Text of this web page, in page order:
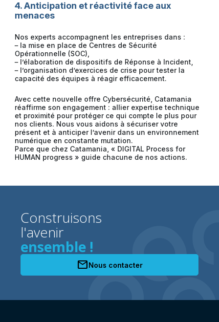
4. Anticipation et réactivité face aux
menaces
Nos experts accompagnent les entreprises dans :
– la mise en place de Centres de Sécurité
Opérationnelle (SOC),
– l’élaboration de dispositifs de Réponse à Incident,
– l’organisation d’exercices de crise pour tester la
capacité des équipes à réagir efficacement.
Avec cette nouvelle offre Cybersécurité, Catamania
réaffirme son engagement : allier expertise technique
et proximité pour protéger ce qui compte le plus pour
nos clients. Nous vous aidons à sécuriser votre
présent et à anticiper l’avenir dans un environnement
numérique en constante mutation.
Parce que chez Catamania, « DIGITAL Process for
HUMAN progress » guide chacune de nos actions.
Construisons
l'avenir
ensemble !
mailNous contacter